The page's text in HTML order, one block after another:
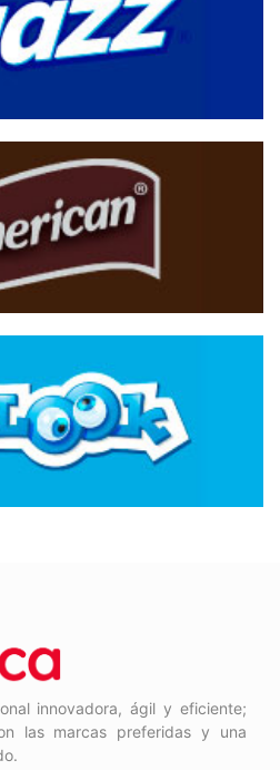
innovadora, ágil y eficiente;
las marcas preferidas y una